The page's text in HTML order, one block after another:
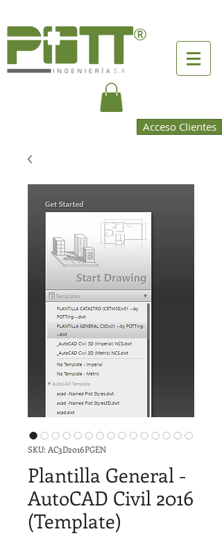
®
Acceso Clientes
SKU: AC3D2016PGEN
Plantilla General -
AutoCAD Civil 2016
(Template)